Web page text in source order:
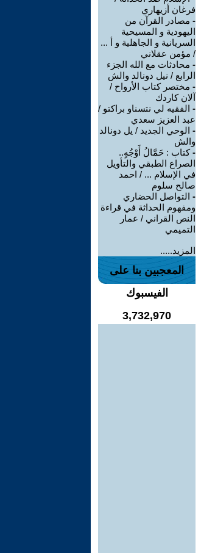
فرغان أزيهاري
- مصادر القرآن من
اليهودية و المسيحية
السريانية و الجاهلية و أ ...
/ مؤمن عقلاني
- محادثات مع الله الجزء
الرابع / نيل دونالد والش
- مختصر كتاب الأرواح /
آلان كاردك
- الفقيه لي نتسناو براكتو /
عبد العزيز سعدي
- الوحي الجديد / يل دونالد
والش
-كتاب : حَمَّالُ أَوْجُهٍ..
الصراع الطبقي والتأويل
في الإسلام ... / احمد
صالح سلوم
- التواصل الحضاري
ومفهوم الحداثة في قراءة
النص القراني / عمار
التميمي
المزيد.....
المعجبين بنا على
الفيسبوك
3,732,970